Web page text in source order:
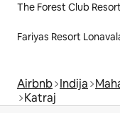
The Forest Club
Fariyas Resort
Airbnb Indija
Katraj